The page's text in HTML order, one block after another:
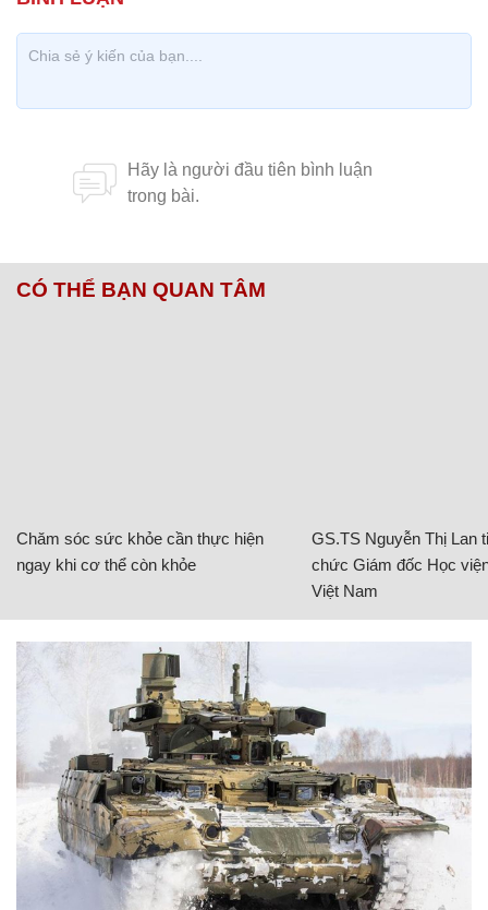
CÓ THỂ BẠN QUAN TÂM
Chăm sóc sức khỏe cần thực hiện
ngay khi cơ thể còn khỏe
GS.TS Nguyễn Thị Lan
chức Giám đốc Học
Việt Nam